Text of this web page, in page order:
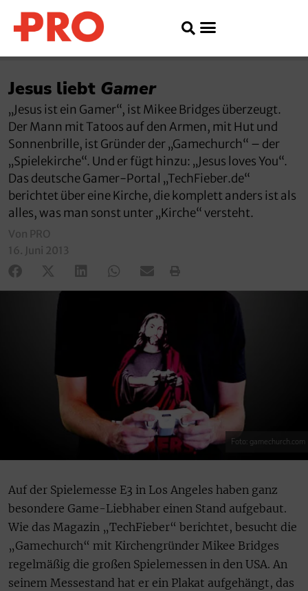
Jesus liebt Gamer
„Jesus ist ein Gamer“, ist Mikee Bridges überzeugt.
Der Mann mit Tatoos auf den Armen, mit Hut und
Sonnenbrille, ist Gründer der „Gamechurch“ – der
„Spielekirche“. Und er fügt hinzu: „Jesus loves You“.
Das deutsche Gamer-Portal „TechFieber.de“
berichtet über eine Kirche, die komplett anders ist als
alles, was man sonst unter „Kirche“ versteht.
Von PRO
16. Juni 2013
Foto: gamechurch.com
Auf der Spielemesse E3 in Los Angeles haben ganz
besondere Game-Liebhaber einen Stand aufgebaut.
Wie das Magazin „TechFieber“ berichtet, besucht die
„Gamechurch“ mit Kirchengründer Mikee Bridges
regelmäßig die großen Spielemessen in den USA. An
seinem Messestand hat er ein Plakat aufgehängt, das